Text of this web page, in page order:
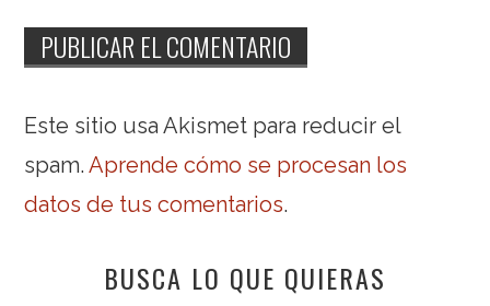
Este sitio usa Akismet para reducir el
spam.Aprende cómo se procesan los
datos de tus comentarios.
BUSCA LO QUE QUIERAS